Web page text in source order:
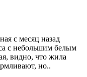
с месяц назад
с небольшим белым
видно, что жила
но..